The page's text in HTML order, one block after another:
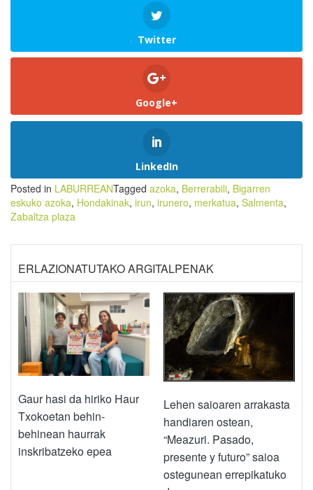
Twitter
Google+
LinkedIn
Posted in LABURREANTagged azoka, Berrerabili, Bigarren
eskuko azoka, Hondakinak, irun, irunero, merkatua, Salmenta,
Zabaltza plaza
ERLAZIONATUTAKO ARGITALPENAK
Gaur hasi da hiriko Haur
Txokoetan behin-
behinean haurrak
inskribatzeko epea
Lehen saioaren arrakasta
handiaren ostean,
“Meazuri. Pasado,
presente y futuro” saioa
ostegunean errepikatuko